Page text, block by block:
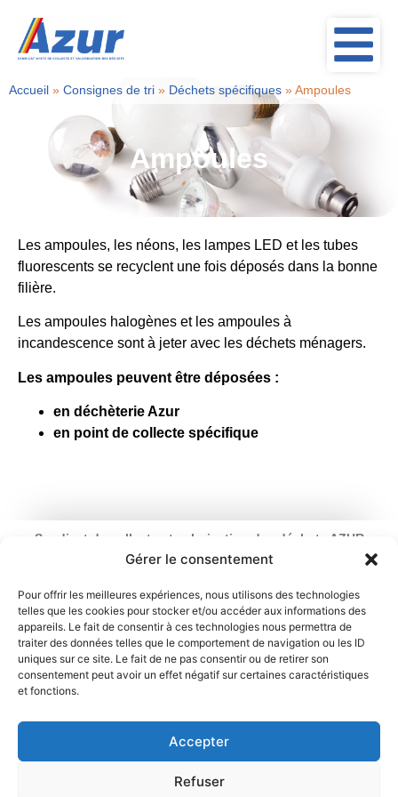
Gérer le consentement
Pour offrir les meilleures expériences, nous utilisons des technologies
telles que les cookies pour stocker et/ou accéder aux informations des
appareils. Le fait de consentir à ces technologies nous permettra de
traiter des données telles que le comportement de navigation ou les ID
uniques sur ce site. Le fait de ne pas consentir ou de retirer son
consentement peut avoir un effet négatif sur certaines caractéristiques
et fonctions.
Accepter
Refuser
Ampoules
Accueil » Consignes de tri » Déchets spécifiques » Ampoules
Les ampoules, les néons, les lampes LED et les tubes
fluorescents se recyclent une fois déposés dans la bonne
filière.
Les ampoules halogènes et les ampoules à
incandescence sont à jeter avec les déchets ménagers.
Les ampoules peuvent être déposées :
en déchèterie Azur
en point de collecte spécifique
Syndicat de collecte et valorisation des déchets AZUR
Ouverture : du lundi au vendredi
2 rue du Chemin Vert – 95100 Argenteuil
01 34 11 70 31
Mentions légales Politique de cookies
Déclaration de confidentialité